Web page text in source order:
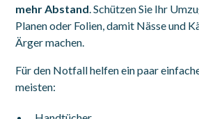
mehr Abstand. Schützen Sie Ihr
Planen oder Folien, damit Nässe und
Ärger machen.
Für den Notfall helfen ein paar
meisten: